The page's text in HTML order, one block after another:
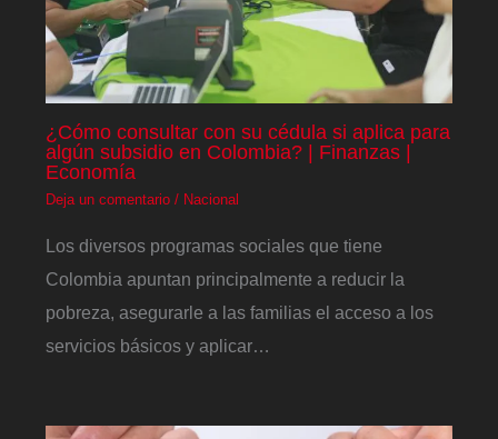
¿Cómo consultar con su cédula si aplica para
algún subsidio en Colombia? | Finanzas |
Economía
Deja un comentario / Nacional
Los diversos programas sociales que tiene
Colombia apuntan principalmente a reducir la
pobreza, asegurarle a las familias el acceso a los
servicios básicos y aplicar…